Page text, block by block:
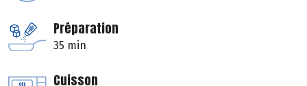
Préparation
35 min
Cuisson